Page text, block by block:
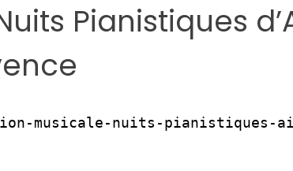
Pianistiques
musicale-nuits-pianistiques-